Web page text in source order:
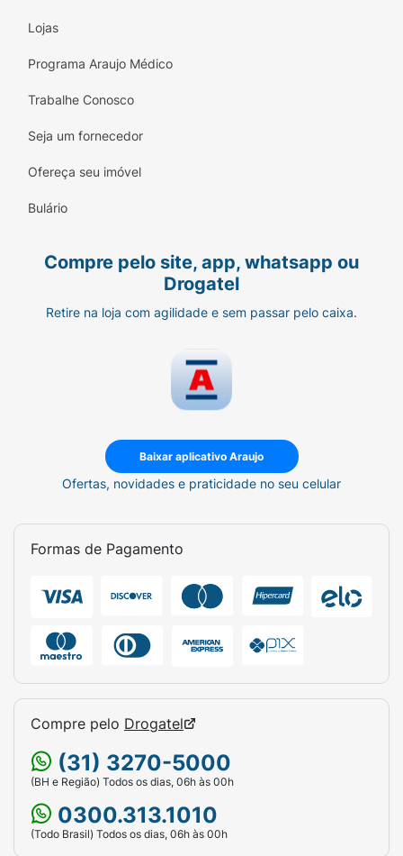
Lojas
Programa Araujo Médico
Trabalhe Conosco
Seja um fornecedor
Ofereça seu imóvel
Bulário
Compre pelo site, app, whatsapp ou
Drogatel
Retire na loja com agilidade e sem passar pelo caixa.
Baixar aplicativo Araujo
Ofertas, novidades e praticidade no seu celular
Formas de Pagamento
Compre pelo Drogatel
(31) 3270-5000
(BH e Região) Todos os dias, 06h às 00h
0300.313.1010
(Todo Brasil) Todos os dias, 06h às 00h